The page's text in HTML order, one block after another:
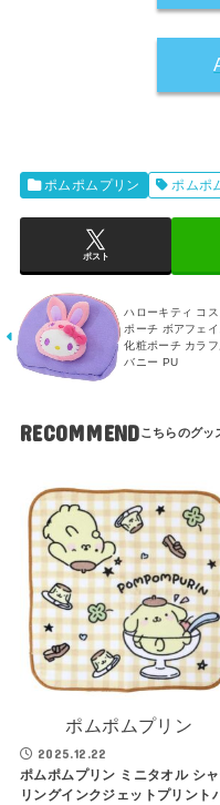
ポムポムプリン ポムポ
ポスト
ハローキティ コス
ポーチ ボアフェイ
化粧ポーチ カラ
バニー PU
RECOMMEND
ポムポムプリン
2025.12.22
ポムポムプリン ミニタオル シ
リングインクジェットプリント